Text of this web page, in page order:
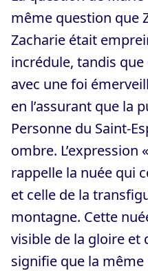
même question que
Zacharie était
incrédule, tandis
avec une foi
en l’assurant que la
Personne du Saint-
ombre. L’expression
rappelle la nuée qui
et celle de la
montagne. Cette
visible de la gloire et
signifie que la